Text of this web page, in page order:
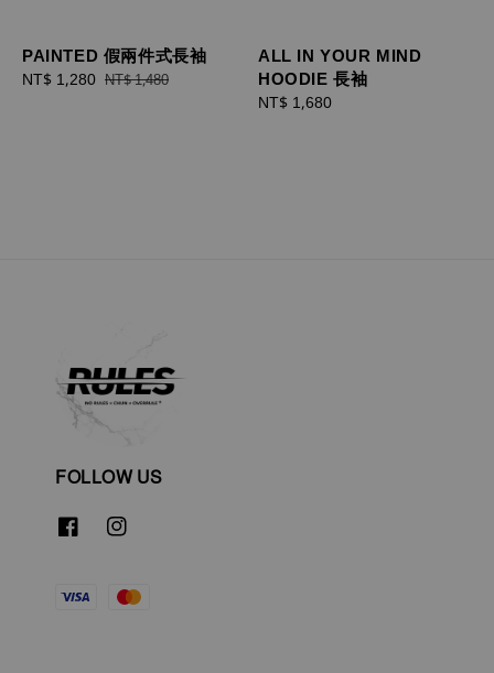
PAINTED 假兩件式長袖
Sale
NT$ 1,280 Regular
NT$ 1,480
ALL IN YOUR MIND
HOODIE 長袖
Regular
NT$ 1,680
FOLLOW US